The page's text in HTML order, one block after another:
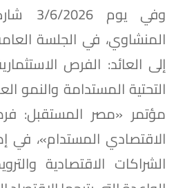
وفي
المنشاوي، في الجلسة
إلى العائد: الفرص
التحتية المستدامة والنمو
مؤتمر «مصر المستقبل:
الاقتصادي المستدام»، في
الشراكات الاقتصادية